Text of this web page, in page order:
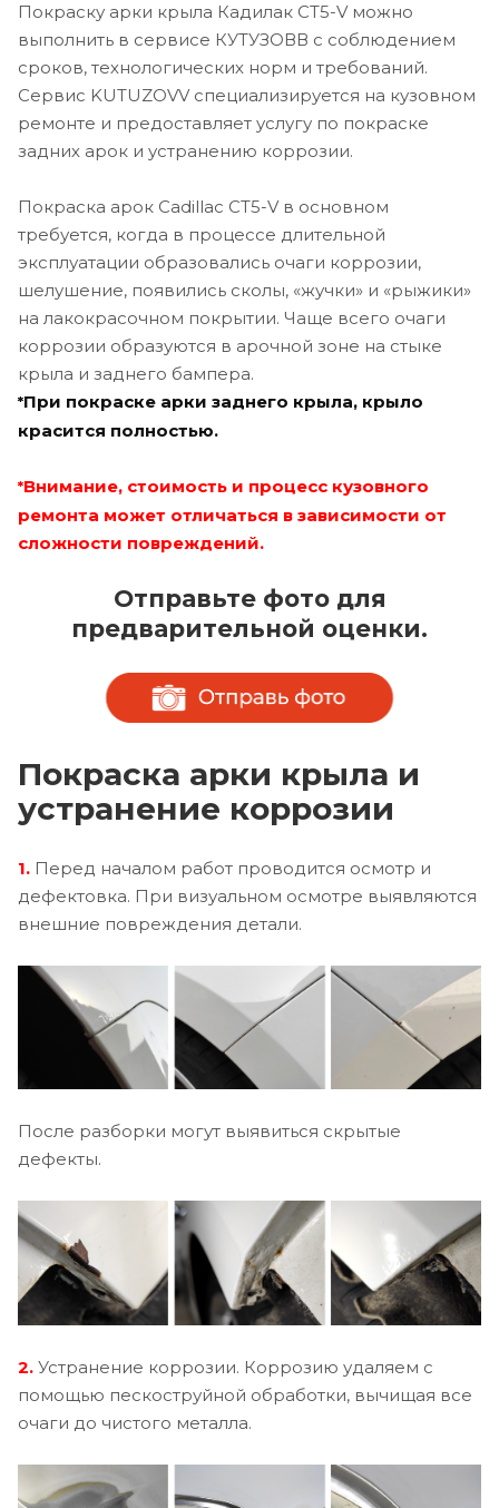
Покраску арки крыла Кадилак CT5-V можно
выполнить в сервисе КУТУЗОВВ с соблюдением
сроков, технологических норм и требований.
Сервис KUTUZOVV специализируется на кузовном
ремонте и предоставляет услугу по покраске
задних арок и устранению коррозии.
Покраска арок Cadillac CT5-V в основном
требуется, когда в процессе длительной
эксплуатации образовались очаги коррозии,
шелушение, появились сколы, «жучки» и «рыжики»
на лакокрасочном покрытии. Чаще всего очаги
коррозии образуются в арочной зоне на стыке
крыла и заднего бампера.
*При покраске арки заднего крыла, крыло
красится полностью.
*Внимание, стоимость и процесс кузовного
ремонта может отличаться в зависимости от
сложности повреждений.
Отправьте фото для
предварительной оценки.
Покраска арки крыла и
устранение коррозии
1. Перед началом работ проводится осмотр и
дефектовка. При визуальном осмотре выявляются
внешние повреждения детали.
После разборки могут выявиться скрытые
дефекты.
2. Устранение коррозии. Коррозию удаляем с
помощью пескоструйной обработки, вычищая все
очаги до чистого металла.